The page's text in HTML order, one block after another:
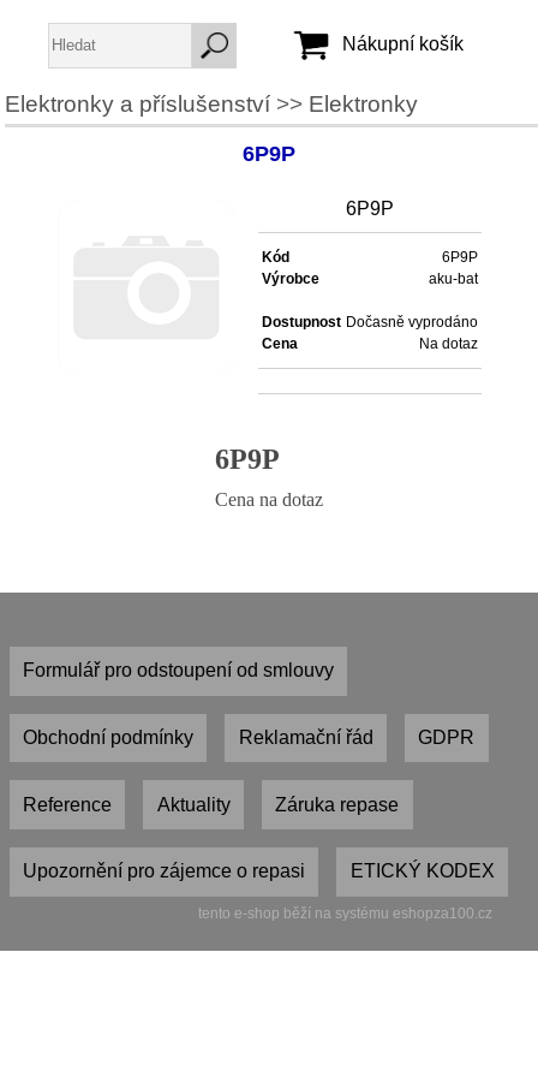
Jméno:
Vytvořit účet
Zapomenuté heslo
Nákupní košík
Elektronky a příslušenství>> Elektronky
6P9P
6P9P
Kód
6P9P
Výrobce
aku-bat
Dostupnost Dočasně vyprodáno
Cena
Na dotaz
6P9P
Cena na dotaz
Formulář pro odstoupení od smlouvy
Obchodní podmínky Reklamační řád GDPR
Reference Aktuality Záruka repase
Upozornění pro zájemce o repasi ETICKÝ KODEX
tento e-shop běží na systému eshopza100.cz